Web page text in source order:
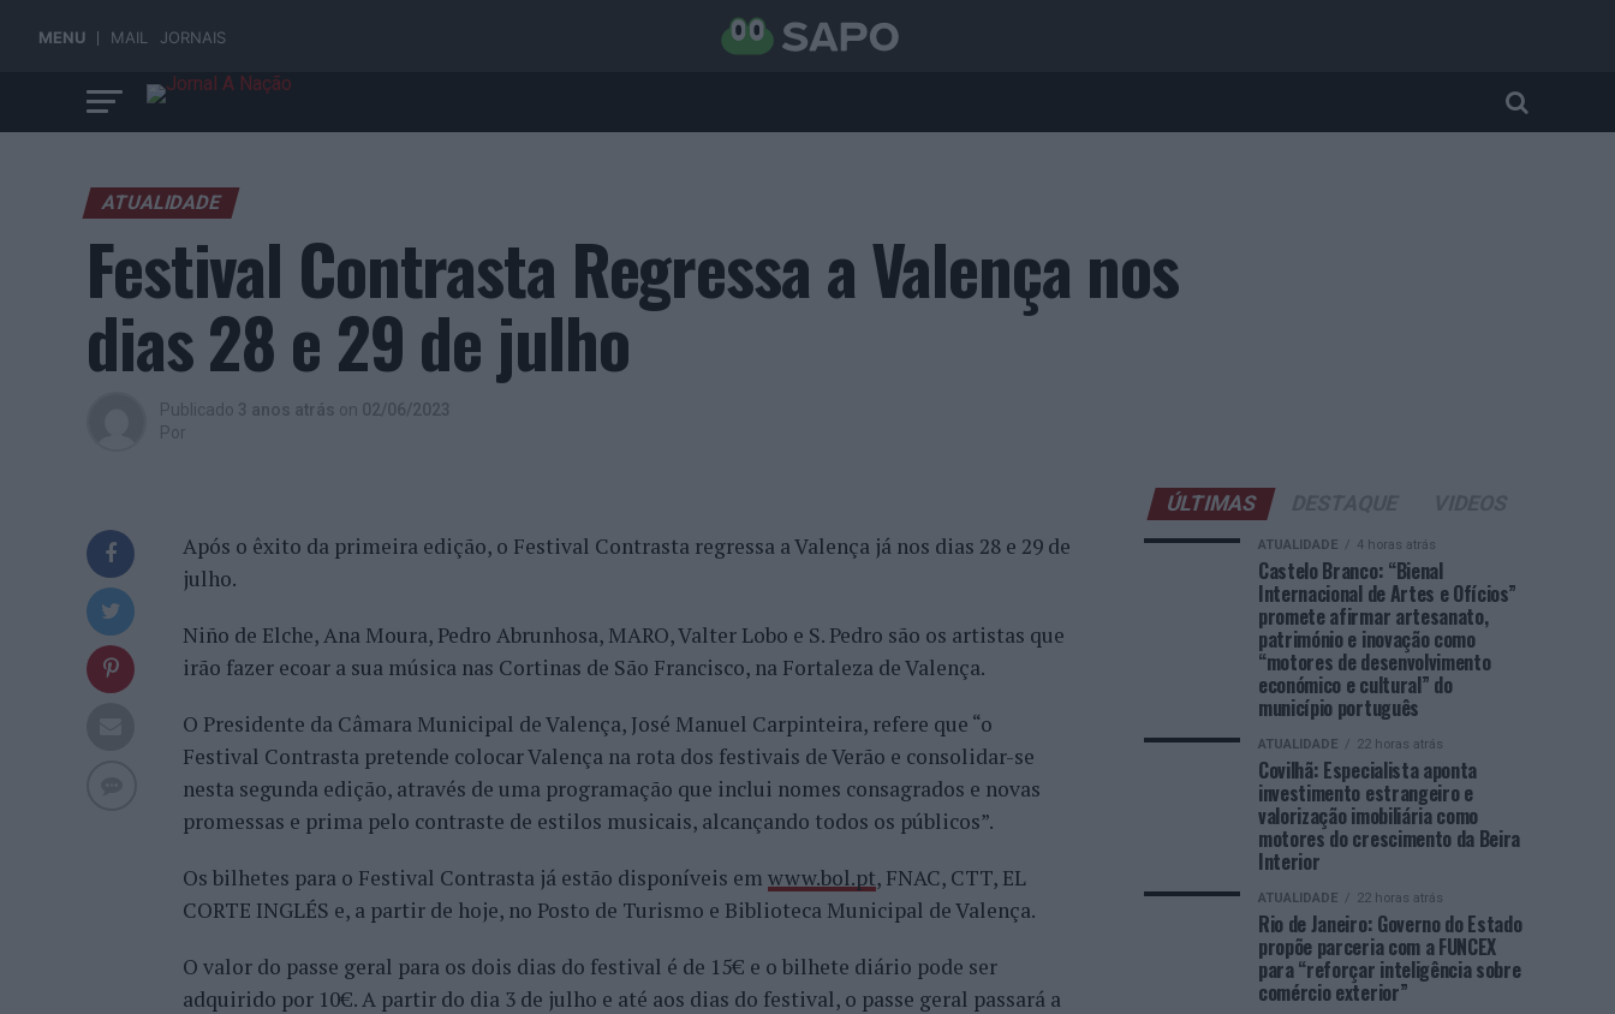
MENU MAIL JORNAIS
ATUALIDADE
Festival Contrasta Regressa a Valença nos
dias 28 e 29 de julho
Publicado 3 anos atrás on 02/06/2023
Por
Após o êxito da primeira edição, o Festival Contrasta regressa a Valença já nos dias 28 e 29 de
julho.
Niño de Elche, Ana Moura, Pedro Abrunhosa, MARO, Valter Lobo e S. Pedro são os artistas que
irão fazer ecoar a sua música nas Cortinas de São Francisco, na Fortaleza de Valença.
O Presidente da Câmara Municipal de Valença, José Manuel Carpinteira, refere que “o
Festival Contrasta pretende colocar Valença na rota dos festivais de Verão e consolidar-se
nesta segunda edição, através de uma programação que inclui nomes consagrados e novas
promessas e prima pelo contraste de estilos musicais, alcançando todos os públicos”.
Os bilhetes para o Festival Contrasta já estão disponíveis em www.bol.pt, FNAC, CTT, EL
CORTE INGLÉS e, a partir de hoje, no Posto de Turismo e Biblioteca Municipal de Valença.
O valor do passe geral para os dois dias do festival é de 15€ e o bilhete diário pode ser
adquirido por 10€. A partir do dia 3 de julho e até aos dias do festival, o passe geral passará a
ÚLTIMAS
ATUALIDADE 4 horas atrás
Castelo Branco: “Bienal
Internacional de Artes e Ofícios”
promete afirmar artesanato,
património e inovação como
“motores de desenvolvimento
económico e cultural” do
município português
ATUALIDADE 22 horas atrás
Covilhã: Especialista aponta
investimento estrangeiro e
valorização imobiliária como
motores do crescimento da Beira
Interior
ATUALIDADE 22 horas atrás
Rio de Janeiro: Governo do Estado
propõe parceria com a FUNCEX
para “reforçar inteligência sobre
comércio exterior”